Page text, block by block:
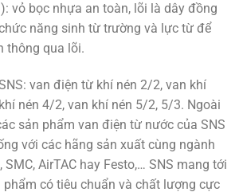
vỏ bọc nhựa an toàn, lõi là dây đồng
năng sinh từ trường và lực từ để
thông qua lõi.
van điện từ khí nén 2/2, van khí
nén 4/2, van khí nén 5/2, 5/3. Ngoài
sản phẩm van điện từ nước của SNS
với các hãng sản xuất cùng ngành
AirTAC hay Festo,… SNS mang tới
có tiêu chuẩn và chất lượng cực